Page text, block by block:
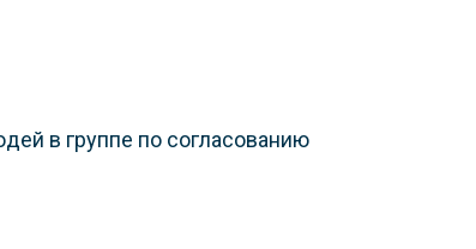
в группе по согласованию